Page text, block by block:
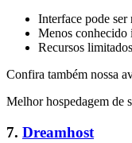
Interface pode
Menos conhecido
Recursos
Confira também nossa
Melhor hospedagem de
7. Dreamhost